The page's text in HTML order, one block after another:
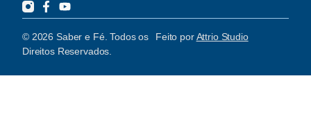
© 2026 Saber e Fé. Todos os
Direitos Reservados.
Feito porAttrio Studio